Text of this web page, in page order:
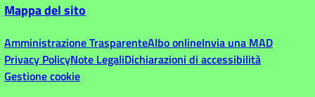
Mappa del sito
Amministrazione TrasparenteAlbo onlineInvia una MAD
Privacy PolicyNote LegaliDichiarazioni di accessibilità
Gestione cookie